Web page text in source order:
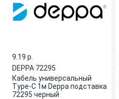
9.19 p.
DEPPA·72295
Кабель универсальный
Type-C 1м Deppa подставка
72295 черный